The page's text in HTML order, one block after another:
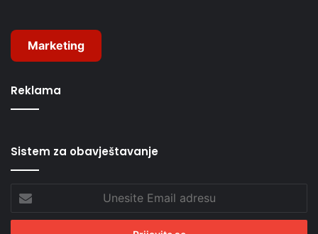
Marketing
Reklama
Sistem za obavještavanje
Email
adresu